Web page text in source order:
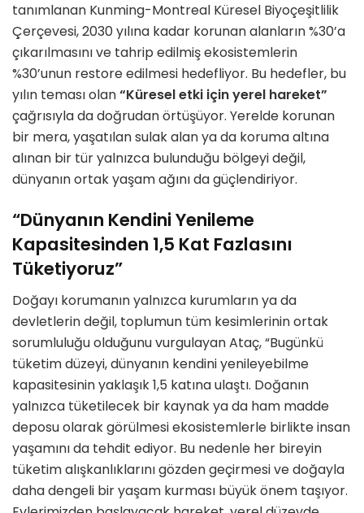
tanımlanan Kunming-Montreal Küresel Biyoçeşitlilik
Çerçevesi, 2030 yılına kadar korunan alanların %30’a
çıkarılmasını ve tahrip edilmiş ekosistemlerin
%30’unun restore edilmesi hedefliyor. Bu hedefler, bu
yılın teması olan“Küresel etki için yerel hareket”
çağrısıyla da doğrudan örtüşüyor. Yerelde korunan
bir mera, yaşatılan sulak alan ya da koruma altına
alınan bir tür yalnızca bulunduğu bölgeyi değil,
dünyanın ortak yaşam ağını da güçlendiriyor.
“Dünyanın Kendini Yenileme
Kapasitesinden 1,5 Kat Fazlasını
Tüketiyoruz”
Doğayı korumanın yalnızca kurumların ya da
devletlerin değil, toplumun tüm kesimlerinin ortak
sorumluluğu olduğunu vurgulayan Ataç, “Bugünkü
tüketim düzeyi, dünyanın kendini yenileyebilme
kapasitesinin yaklaşık 1,5 katına ulaştı. Doğanın
yalnızca tüketilecek bir kaynak ya da ham madde
deposu olarak görülmesi ekosistemlerle birlikte insan
yaşamını da tehdit ediyor. Bu nedenle her bireyin
tüketim alışkanlıklarını gözden geçirmesi ve doğayla
daha dengeli bir yaşam kurması büyük önem taşıyor.